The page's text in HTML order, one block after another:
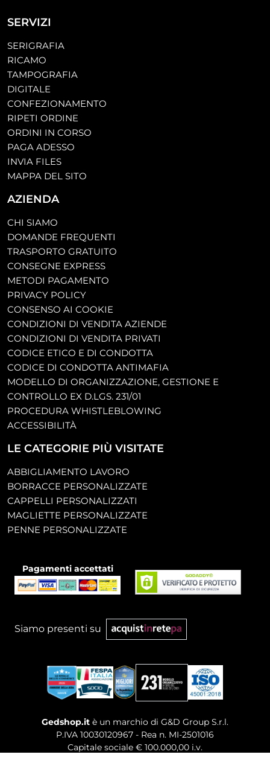
SERVIZI
SERIGRAFIA
RICAMO
TAMPOGRAFIA
DIGITALE
CONFEZIONAMENTO
RIPETI ORDINE
ORDINI IN CORSO
PAGA ADESSO
INVIA FILES
MAPPA DEL SITO
AZIENDA
CHI SIAMO
DOMANDE FREQUENTI
TRASPORTO GRATUITO
CONSEGNE EXPRESS
METODI PAGAMENTO
PRIVACY POLICY
CONSENSO AI COOKIE
CONDIZIONI DI VENDITA AZIENDE
CONDIZIONI DI VENDITA PRIVATI
CODICE ETICO E DI CONDOTTA
CODICE DI CONDOTTA ANTIMAFIA
MODELLO DI ORGANIZZAZIONE, GESTIONE E
CONTROLLO EX D.LGS. 231/01
PROCEDURA WHISTLEBLOWING
ACCESSIBILITÀ
LE CATEGORIE PIÙ VISITATE
ABBIGLIAMENTO LAVORO
BORRACCE PERSONALIZZATE
CAPPELLI PERSONALIZZATI
MAGLIETTE PERSONALIZZATE
PENNE PERSONALIZZATE
Pagamenti accettati
Siamo presenti su
Gedshop.it è un marchio di G&D Group S.r.l.
P.IVA 10030120967 - Rea n. MI-2501016
Capitale sociale € 100.000,00 i.v.